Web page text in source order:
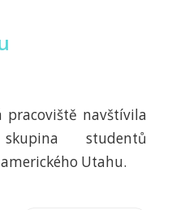
pracoviště navštívila
studentů
Utahu.